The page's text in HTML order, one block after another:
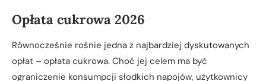
Opłata cukrowa 2026
Równocześnie rośnie jedna z najbardziej dyskutowanych
opłat – opłata cukrowa. Choć jej celem ma być
ograniczenie konsumpcji słodkich napojów, użytkownicy